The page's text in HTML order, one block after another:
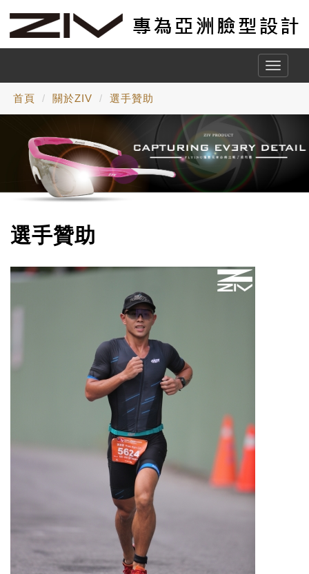
Toggle
首頁 關於ZIV 選手贊助
選手贊助